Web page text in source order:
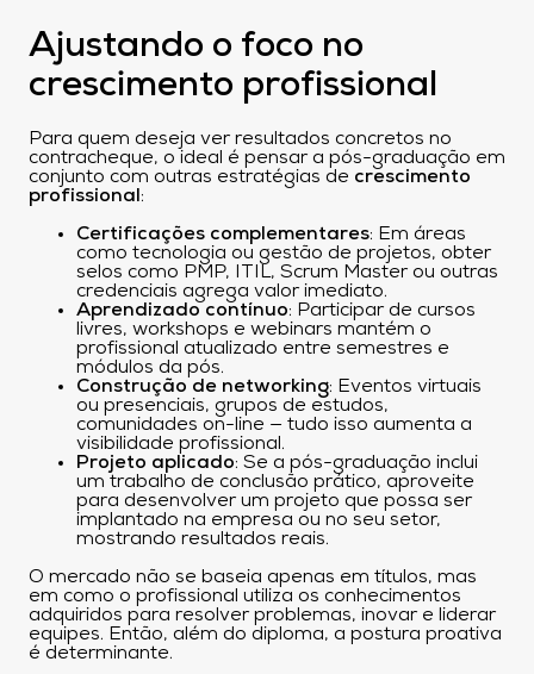
Ajustando o foco no
crescimento profissional
Para quem deseja ver resultados concretos no
contracheque, o ideal é pensar a pós-graduação em
conjunto com outras estratégias de crescimento
profissional:
Certificações complementares: Em áreas
como tecnologia ou gestão de projetos, obter
selos como PMP, ITIL, Scrum Master ou outras
credenciais agrega valor imediato.
Aprendizado contínuo: Participar de cursos
livres, workshops e webinars mantém o
profissional atualizado entre semestres e
módulos da pós.
Construção de networking: Eventos virtuais
ou presenciais, grupos de estudos,
comunidades on-line — tudo isso aumenta a
visibilidade profissional.
Projeto aplicado: Se a pós-graduação inclui
um trabalho de conclusão prático, aproveite
para desenvolver um projeto que possa ser
implantado na empresa ou no seu setor,
mostrando resultados reais.
O mercado não se baseia apenas em títulos, mas
em como o profissional utiliza os conhecimentos
adquiridos para resolver problemas, inovar e liderar
equipes. Então, além do diploma, a postura proativa
é determinante.